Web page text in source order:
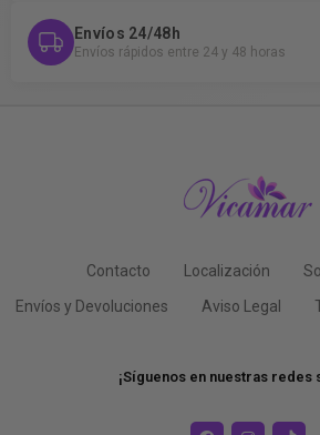
Envíos 24/48h
Envíos rápidos entre 24 y 48 horas
Contacto Localización
Envíos y Devoluciones
Aviso Legal
¡Síguenos en nuestras redes